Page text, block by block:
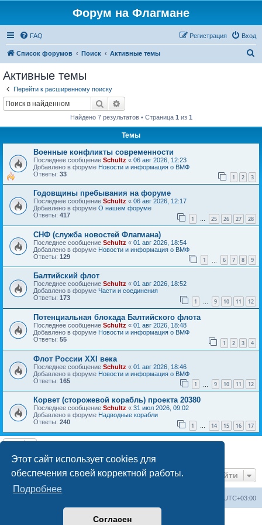
Этот сайт использует cookies для
обеспечения своей корректной работы.
Подробнее
Согласен
Форум на Флагмане
FAQ Вход
Регистрация
Список форумов Поиск Активные темы
Активные темы
Перейти к расширенному поиску
Поиск
Найдено 7 результатов • Страница 1 из 1
Темы
Военные конфликты современности
Последнее сообщение Schultz « 06 авг 2026, 12:23
Добавлено в форуме Новости и информация о ВМФ
Ответы: 33 1 2 3
Годовщины пребывания на форуме
Последнее сообщение Schultz « 06 авг 2026, 12:17
Добавлено в форуме О нашем форуме
Ответы: 417 1 … 25 26 27 28
СНФ (служба новостей Флагмана)
Последнее сообщение Schultz « 01 авг 2026, 18:54
Добавлено в форуме Новости и информация о ВМФ
Ответы: 129 1 6 7 8 9
Балтийский флот
Последнее сообщение Schultz « 01 авг 2026, 18:52
Добавлено в форуме Части и соединения
Ответы: 173 1 9 10 11 12
Потенциальная блокада Балтийского флота
Последнее сообщение Schultz « 01 авг 2026, 18:48
Добавлено в форуме Новости и информация о ВМФ
Ответы: 55 1 2 3 4
Флот России ХХI века
Последнее сообщение Schultz « 01 авг 2026, 18:46
Добавлено в форуме Новости и информация о ВМФ
Ответы: 165 1 9 10 11 12
Корвет (сторожевой корабль) проекта 20380
Последнее сообщение Schultz « 31 июл 2026, 09:02
Добавлено в форуме Надводные корабли
Ответы: 240 1 … 14 15 16 17
Найдено 7 результатов • Страница
Перейти
UTC+03:00
Создано на основеphpBB® Forum Software © phpBB Limited